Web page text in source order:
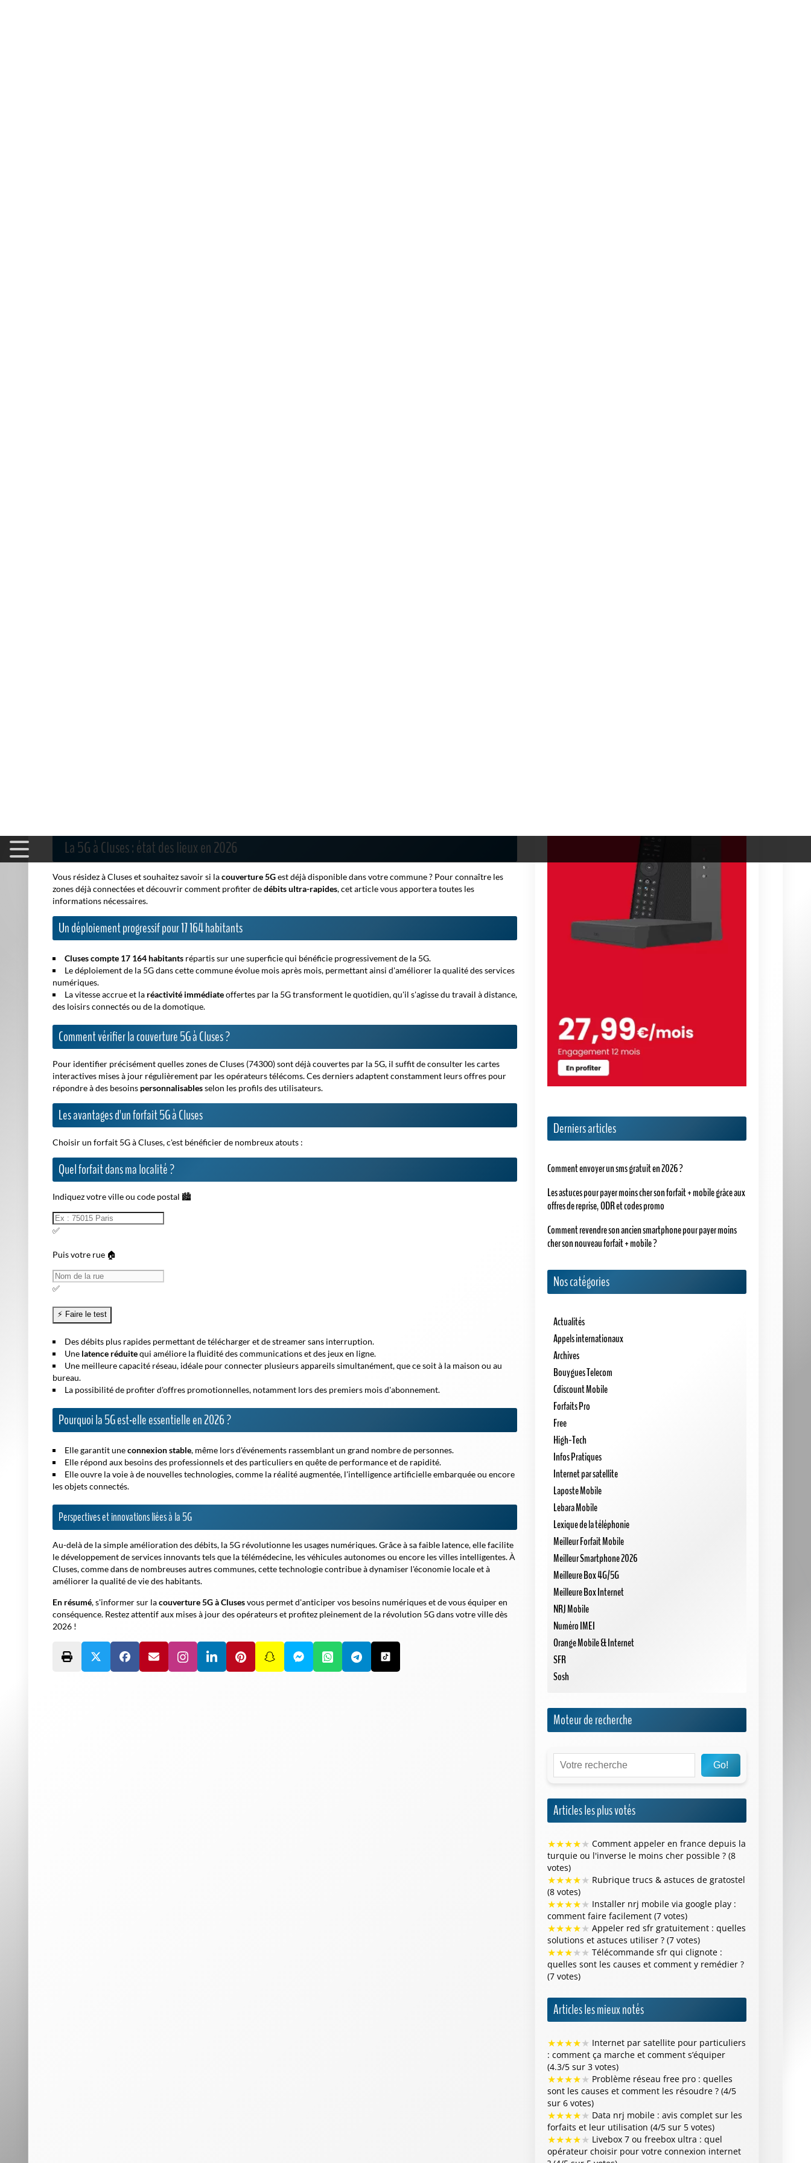
La 5G à Cluses : état des lieux en 2026
Vous résidez à Cluses et souhaitez savoir si lacouverture 5Gest déjà disponible dans votre commune ? Pour connaître les
zones déjà connectées et découvrir comment profiter dedébits ultra-rapides, cet article vous apportera toutes les
informations nécessaires.
Un déploiement progressif pour 17 164 habitants
Cluses compte 17 164 habitants répartis sur une superficie qui bénéficie progressivement de la 5G.
Le déploiement de la 5G dans cette commune évolue mois après mois, permettant ainsi d'améliorer la qualité des services
numériques.
La vitesse accrue et la réactivité immédiateoffertes par la 5G transforment le quotidien, qu'il s'agisse du travail à distance,
des loisirs connectés ou de la domotique.
Comment vérifier la couverture 5G à Cluses ?
Pour identifier précisément quelles zones de Cluses (74300) sont déjà couvertes par la 5G, il suffit de consulter les cartes
interactives mises à jour régulièrement par les opérateurs télécoms. Ces derniers adaptent constamment leurs offres pour
répondre à des besoins personnalisablesselon les profils des utilisateurs.
Les avantages d'un forfait 5G à Cluses
Choisir un forfait 5G à Cluses, c'est bénéficier de nombreux atouts :
Quel forfait dans ma localité ?
Indiquez votre ville ou code postal 🏙️
✅
Puis votre rue 🏠
✅
Des débits plus rapides permettant de télécharger et de streamer sans interruption.
Une latence réduitequi améliore la fluidité des communications et des jeux en ligne.
Une meilleure capacité réseau, idéale pour connecter plusieurs appareils simultanément, que ce soit à la maison ou au
bureau.
La possibilité de profiter d'offres promotionnelles, notamment lors des premiers mois d'abonnement.
Pourquoi la 5G est-elle essentielle en 2026 ?
Elle garantit uneconnexion stable, même lors d'événements rassemblant un grand nombre de personnes.
Elle répond aux besoins des professionnels et des particuliers en quête de performance et de rapidité.
Elle ouvre la voie à de nouvelles technologies, comme la réalité augmentée, l'intelligence artificielle embarquée ou encore
les objets connectés.
Perspectives et innovations liées à la 5G
Au-delà de la simple amélioration des débits, la 5G révolutionne les usages numériques. Grâce à sa faible latence, elle facilite
le développement de services innovants tels que la télémédecine, les véhicules autonomes ou encore les villes intelligentes. À
Cluses, comme dans de nombreuses autres communes, cette technologie contribue à dynamiser l'économie locale et à
améliorer la qualité de vie des habitants.
En résumé, s'informer sur lacouverture 5G à Clusesvous permet d'anticiper vos besoins numériques et de vous équiper en
conséquence. Restez attentif aux mises à jour des opérateurs et profitez pleinement de la révolution 5G dans votre ville dès
2026 !
Derniers articles
Comment envoyer un sms gratuit en 2026 ?
Les astuces pour payer moins cher son forfait + mobile grâce aux
offres de reprise, ODR et codes promo
Comment revendre son ancien smartphone pour payer moins
cher son nouveau forfait + mobile ?
Nos catégories
Actualités
Appels internationaux
Archives
Bouygues Telecom
Cdiscount Mobile
Forfaits Pro
Free
High-Tech
Infos Pratiques
Internet par satellite
Laposte Mobile
Lebara Mobile
Lexique de la téléphonie
Meilleur Forfait Mobile
Meilleur Smartphone 2026
Meilleure Box 4G/5G
Meilleure Box Internet
NRJ Mobile
Numéro IMEI
Orange Mobile & Internet
SFR
Sosh
Moteur de recherche
Go!
Articles les plus votés
★★★★★ Comment appeler en france depuis la
turquie ou l'inverse le moins cher possible ? (8
votes)
★★★★★ Rubrique trucs & astuces de gratostel
(8 votes)
★★★★★ Installer nrj mobile via google play :
comment faire facilement (7 votes)
★★★★★ Appeler red sfr gratuitement : quelles
solutions et astuces utiliser ? (7 votes)
★★★★★ Télécommande sfr qui clignote :
quelles sont les causes et comment y remédier ?
(7 votes)
Articles les mieux notés
★★★★★ Internet par satellite pour particuliers
: comment ça marche et comment s’équiper
(4.3/5 sur 3 votes)
★★★★★ Problème réseau free pro : quelles
sont les causes et comment les résoudre ? (4/5
sur 6 votes)
★★★★★ Data nrj mobile : avis complet sur les
forfaits et leur utilisation (4/5 sur 5 votes)
★★★★★ Livebox 7 ou freebox ultra : quel
opérateur choisir pour votre connexion internet